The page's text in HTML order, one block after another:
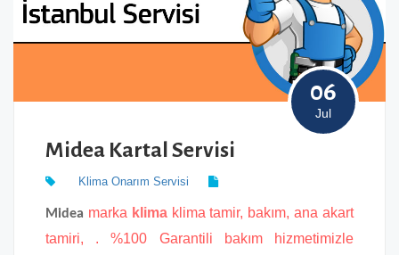
06
Jul
Midea Kartal Servisi
Klima Onarım Servisi
Midea marka klima klimatamir, bakım, ana akart
tamiri, . %100 Garantili bakım hizmetimizle